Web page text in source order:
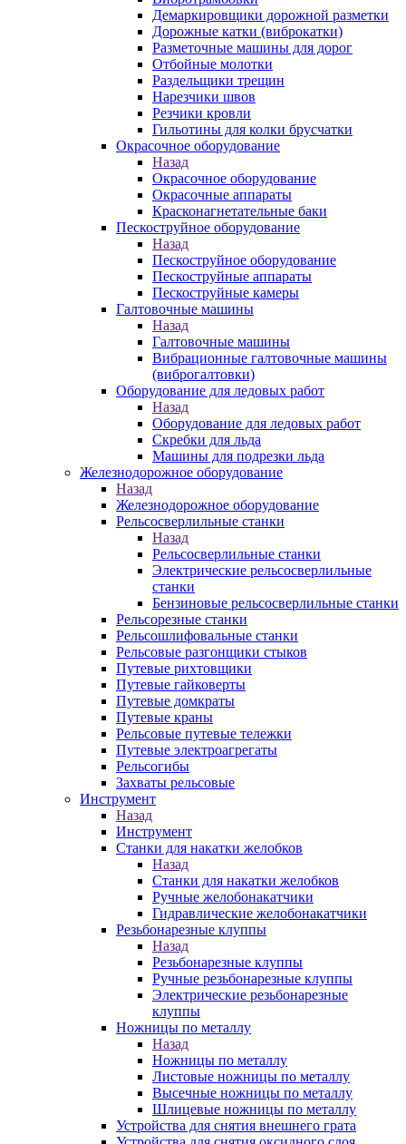
Демаркировщики дорожной разметки
Дорожные катки (виброкатки)
Разметочные машины для дорог
Отбойные молотки
Раздельщики трещин
Нарезчики швов
Резчики кровли
Гильотины для колки брусчатки
Окрасочное оборудование
Назад
Окрасочное оборудование
Окрасочные аппараты
Красконагнетательные баки
Пескоструйное оборудование
Назад
Пескоструйное оборудование
Пескоструйные аппараты
Пескоструйные камеры
Галтовочные машины
Назад
Галтовочные машины
Вибрационные галтовочные машины
(виброгалтовки)
Оборудование для ледовых работ
Назад
Оборудование для ледовых работ
Скребки для льда
Машины для подрезки льда
Железнодорожное оборудование
Назад
Железнодорожное оборудование
Рельсосверлильные станки
Назад
Рельсосверлильные станки
Электрические рельсосверлильные
станки
Бензиновые рельсосверлильные станки
Рельсорезные станки
Рельсошлифовальные станки
Рельсовые разгонщики стыков
Путевые рихтовщики
Путевые гайковерты
Путевые домкраты
Путевые краны
Рельсовые путевые тележки
Путевые электроагрегаты
Рельсогибы
Захваты рельсовые
Инструмент
Назад
Инструмент
Станки для накатки желобков
Назад
Станки для накатки желобков
Ручные желобонакатчики
Гидравлические желобонакатчики
Резьбонарезные клуппы
Назад
Резьбонарезные клуппы
Ручные резьбонарезные клуппы
Электрические резьбонарезные
клуппы
Ножницы по металлу
Назад
Ножницы по металлу
Листовые ножницы по металлу
Высечные ножницы по металлу
Шлицевые ножницы по металлу
Устройства для снятия внешнего грата